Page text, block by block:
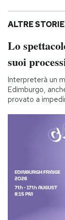
ALTRE STORIE
Lo
suoi
Interpreterà un
Edimburgo,
provato a